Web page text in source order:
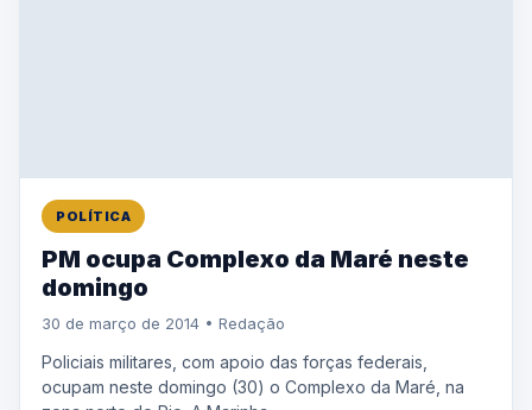
POLÍTICA
PM ocupa Complexo da Maré neste
domingo
30 de março de 2014 • Redação
Policiais militares, com apoio das forças federais,
ocupam neste domingo (30) o Complexo da Maré, na